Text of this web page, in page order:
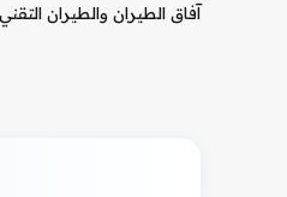
آفاق الطيران والطيران التقني